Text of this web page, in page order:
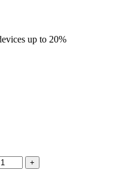
up to 20%